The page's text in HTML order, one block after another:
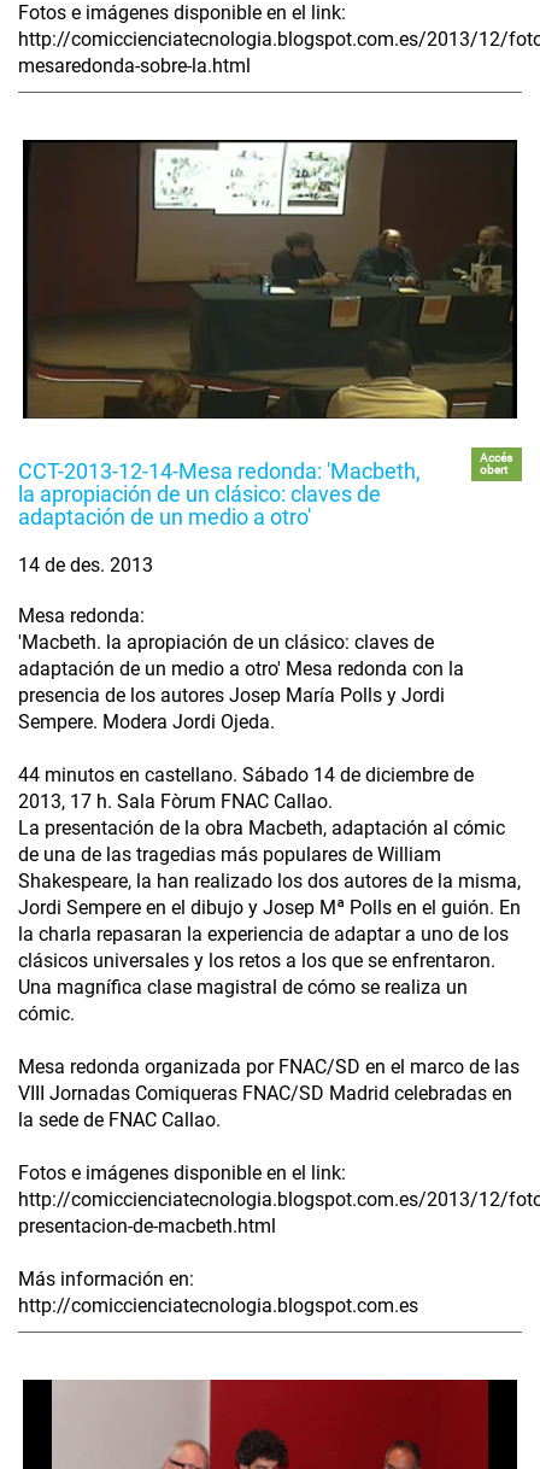
Fotos e imágenes disponible en el link:
http://comiccienciatecnologia.blogspot.com.es/2013/12/
mesaredonda-sobre-la.html
CCT-2013-12-14-Mesa redonda: 'Macbeth,
la apropiación de un clásico: claves de
adaptación de un medio a otro'
Accés
obert
14 de des. 2013
Mesa redonda:
'Macbeth. la apropiación de un clásico: claves de
adaptación de un medio a otro' Mesa redonda con la
presencia de los autores Josep María Polls y Jordi
Sempere. Modera Jordi Ojeda.
44 minutos en castellano. Sábado 14 de diciembre de
2013, 17 h. Sala Fòrum FNAC Callao.
La presentación de la obra Macbeth, adaptación al cómic
de una de las tragedias más populares de William
Shakespeare, la han realizado los dos autores de la misma,
Jordi Sempere en el dibujo y Josep Mª Polls en el guión. En
la charla repasaran la experiencia de adaptar a uno de los
clásicos universales y los retos a los que se enfrentaron.
Una magnífica clase magistral de cómo se realiza un
cómic.
Mesa redonda organizada por FNAC/SD en el marco de las
VIII Jornadas Comiqueras FNAC/SD Madrid celebradas en
la sede de FNAC Callao.
Fotos e imágenes disponible en el link:
http://comiccienciatecnologia.blogspot.com.es/2013/12/
presentacion-de-macbeth.html
Más información en:
http://comiccienciatecnologia.blogspot.com.es